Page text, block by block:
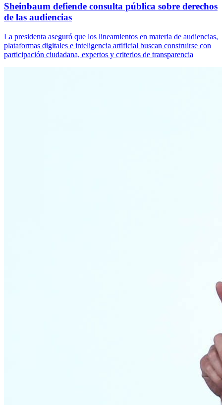
Sheinbaum defiende consulta pública sobre derechos
de las audiencias
La presidenta aseguró que los lineamientos en materia de audiencias,
plataformas digitales e inteligencia artificial buscan construirse con
participación ciudadana, expertos y criterios de transparencia